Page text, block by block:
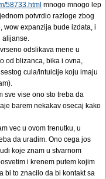
58733.html mnogo mnogo lep
potvrdio razloge zbog
wow expanzija bude izdata, i
alijanse.
odslikava mene u
od blizanca, bika i ovna,
cula/intuicije koju imaju
sve vise ono sto treba da
barem nekakav osecaj kako
vec u ovom trenutku, u
da uradim. Ono cega jos
koje znam u stvarnom
i krenem putem kojim
bi to znacilo da bi kontakt sa